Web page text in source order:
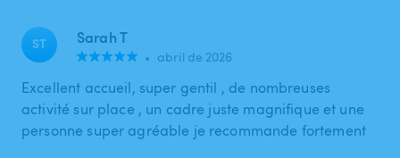
ST Sarah T
• abril de 2026
Excellent accueil, super gentil , de nombreuses
activité sur place , un cadre juste magnifique et une
personne super agréable je recommande fortement